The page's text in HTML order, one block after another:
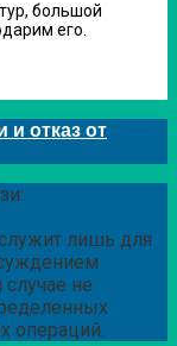
большой
его.
и отказ от
лишь для
не
операций.